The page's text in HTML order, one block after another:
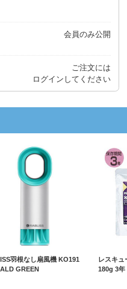
会員のみ公開
ご注文には
ログイン してください
羽根なし扇風機 KO191
GREEN
レスキュ
180g 3年